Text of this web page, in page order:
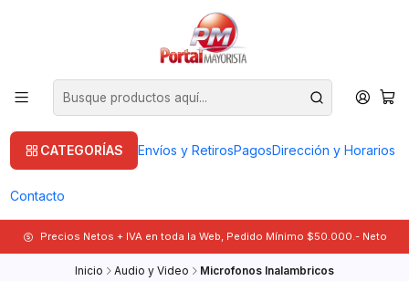
CATEGORÍAS Envíos y RetirosPagosDirección y Horarios
Contacto
Precios Netos + IVA en toda la Web, Pedido Mínimo $50.000.- Neto
Inicio Audio y Video Microfonos Inalambricos